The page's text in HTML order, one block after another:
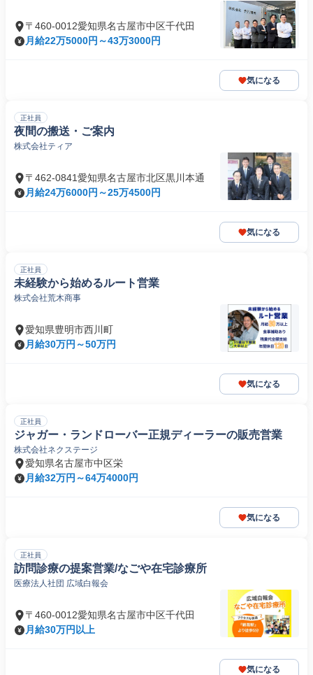
〒460-0012愛知県名古屋市中区千代田
月給22万5000円～43万3000円
気になる
正社員
夜間の搬送・ご案内
株式会社ティア
〒462-0841愛知県名古屋市北区黒川本通
月給24万6000円～25万4500円
気になる
正社員
未経験から始めるルート営業
株式会社荒木商事
愛知県豊明市西川町
月給30万円～50万円
気になる
正社員
ジャガー・ランドローバー正規ディーラーの販売営業
株式会社ネクステージ
愛知県名古屋市中区栄
月給32万円～64万4000円
気になる
正社員
訪問診療の提案営業/なごや在宅診療所
医療法人社団 広域白報会
〒460-0012愛知県名古屋市中区千代田
月給30万円以上
気になる